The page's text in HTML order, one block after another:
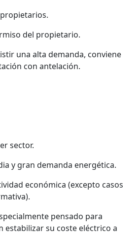
del propietario.
una alta demanda, conviene
con antelación.
sector.
y gran demanda energética.
económica (excepto casos
pensado para
estabilizar su coste eléctrico a